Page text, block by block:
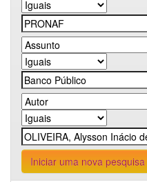
Iniciar uma nova pesquisa